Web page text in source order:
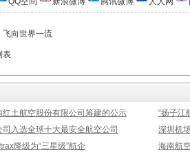
飞向世界一流
表
红土航空股份有限公司筹建的公示
“扬子江
入选全球十大最安全航空公司
深圳机
降级为“三星级”航企
海南航